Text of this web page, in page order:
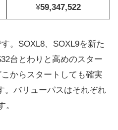
¥59,347,522
。SOXL8、SOXL9を新た
台とわりと高めのスター
からスタートしても確実
。バリューパスはそれぞれ
。